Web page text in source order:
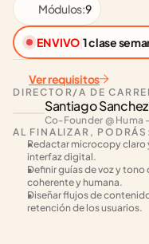
Módulos:9
EN VIVO 1 clase
Ver requisitos
DIRECTOR/A DE
Santiago Sanchez
Co-Founder @ Huma
AL FINALIZAR, PODRÁS:
Redactar microcopy claro
interfaz digital.
Definir guías de voz y
coherente y humana.
Diseñar flujos de
retención de los usuarios.